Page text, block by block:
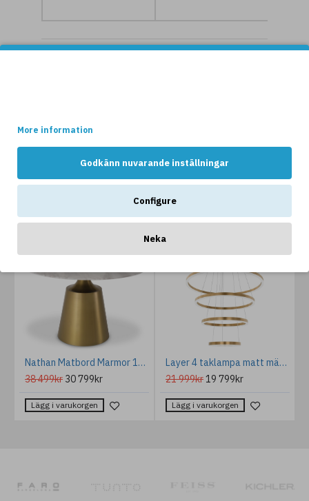
More information
Godkänn nuvarande inställningar
Configure
Neka
NYHETER
ANDRA GILLAR OCKSÅ...
Nathan Matbord Marmor 120 cm
38 499kr 30 799kr
Lägg i varukorgen
Layer 4 taklampa matt mässing 80 cm
21 999kr19 799kr
Lägg i varukorgen